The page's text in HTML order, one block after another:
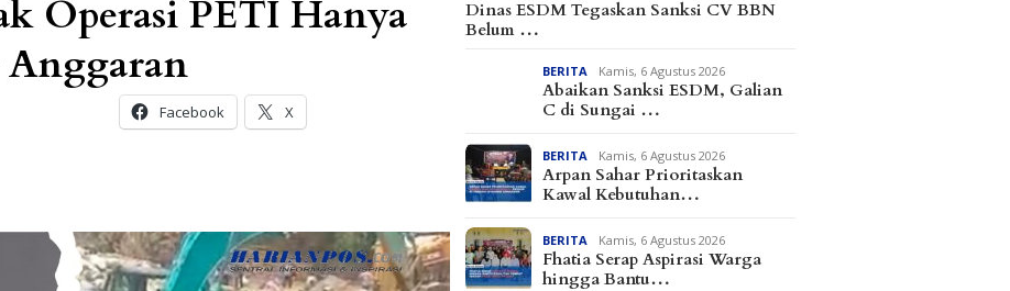
Operasi PETI Hanya
Facebook X
Dinas ESDM Tegaskan Sanksi CV BBN
Belum …
BERITA Kamis, 6 Agustus 2026
Abaikan Sanksi ESDM, Galian
C di Sungai …
BERITA Kamis, 6 Agustus 2026
Arpan Sahar Prioritaskan
Kawal Kebutuhan…
BERITA Kamis, 6 Agustus 2026
Fhatia Serap Aspirasi Warga
hingga Bantu…